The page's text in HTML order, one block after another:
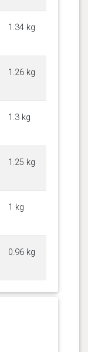
1.34 kg
1.26 kg
1.3 kg
1.25 kg
1 kg
0.96 kg